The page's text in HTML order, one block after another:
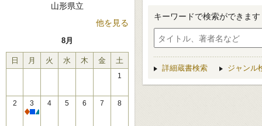
山形県立
他を見る
8月
日 月 火 水 木 金 土
1
2
3
休館
4 5 6 7 8
キーワードで検索ができます
詳細蔵書検索 ジャンル